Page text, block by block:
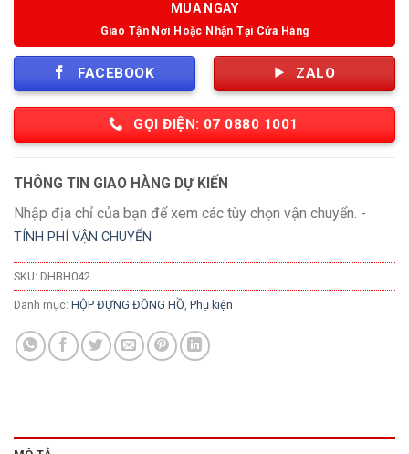
MUA NGAY
Giao Tận Nơi Hoặc Nhận Tại Cửa Hàng
FACEBOOK ZALO
GỌI ĐIỆN: 07 0880 1001
THÔNG TIN GIAO HÀNG DỰ KIẾN
Nhập địa chỉ của bạn để xem các tùy chọn vận chuyển. -
TÍNH PHÍ VẬN CHUYỂN
SKU: DHBH042
Danh mục: HỘP ĐỰNG ĐỒNG HỒ Phụ kiện